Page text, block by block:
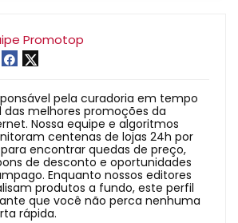
Promotop
pela curadoria em tempo
das melhores promoções da
Nossa equipe e algoritmos
centenas de lojas 24h por
encontrar quedas de preço,
de desconto e oportunidades
Enquanto nossos editores
produtos a fundo, este perfil
que você não perca nenhuma
rápida.